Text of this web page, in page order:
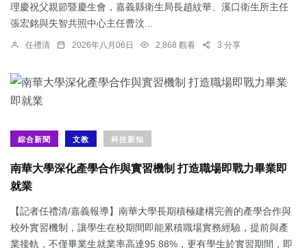
理慶祝父親節暨慶生會，嘉義縣衛生局長趙紋華、溪口衛生所主任
張宏銘與失智共照中心主任曹汶...
任禮清 2026年八月06日 2,868 觀看 3 分享
綜合新聞 文教 科技新知
南華大學深化產學合作與實習機制 打造職場即戰力畢業即
就業
【記者任禮清/嘉義報導】南華大學長期積極建構完善的產學合作與
校外實習機制，讓學生在校期間即能累積職場實務經驗，提前與產
業接軌，不僅畢業生就業率高達95.88%，更有學生於實習期間，即